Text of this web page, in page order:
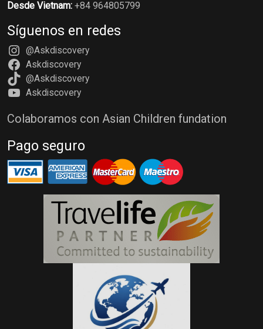
Desde Vietnam: +84 964805799
Síguenos en redes
@Askdiscovery
Askdiscovery
@Askdiscovery
Askdiscovery
Colaboramos con Asian Children fundation
Pago seguro